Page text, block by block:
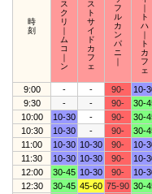
時
刻
ス
ク
リ
ム
コ
ン
ス
ト
サ
イ
ド
カ
フ
ェ
フ
ル
カ
ン
パ
ニ
ト
ハ
ト
カ
フ
ェ
9:00 - - 90- 10-
9:30
- - 90- 30-
10:00
10-30 - 90- 30-
10:30
10-30 - 90- 30-
11:00
10-30 10-30 90- 10-
11:30
10-30 10-30 90- 10-
12:00
30-45 10-30 90- 10-
12:30
30-45 45-60 75-90 30-